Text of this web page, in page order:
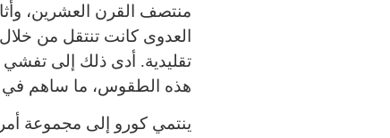
منتصف القرن العشرين،
العدوى كانت تنتقل من
تقليدية. أدى ذلك إلى تفشي
هذه الطقوس، ما ساهم في
ينتمي كورو إلى مجموعة